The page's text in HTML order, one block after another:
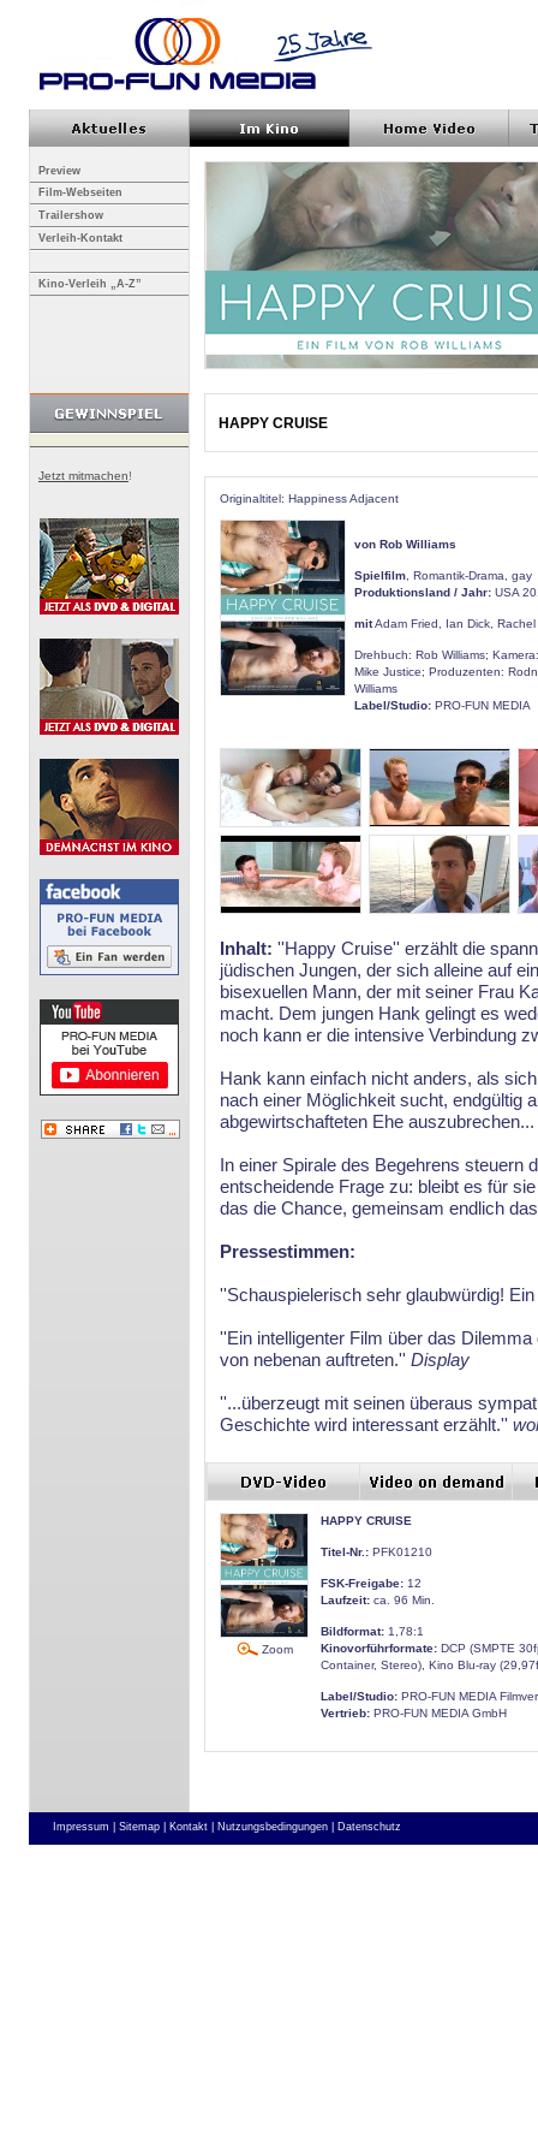
Preview
Film-Webseiten
Trailershow
Verleih-Kontakt
Kino-Verleih „A-Z”
Jetzt mitmachen!
HAPPY CRUISE
Originaltitel: Happiness Adjacent
von Rob Williams
Spielfilm , Romantik-Drama, gay
Produktionsland / Jahr: USA
mitAdam Fried, Ian Dick,
Drehbuch: Rob Williams;
Mike Justice; Produzenten:
Williams
Label/Studio: PRO-FUN MEDIA
Inhalt: ''Happy Cruise'' erzählt die
jüdischen Jungen, der sich alleine auf
bisexuellen Mann, der mit seiner Frau
macht. Dem jungen Hank gelingt es
noch kann er die intensive Verbindung
Hank kann einfach nicht anders, als
nach einer Möglichkeit sucht, endgültig
abgewirtschafteten Ehe auszubrechen...
In einer Spirale des Begehrens steuern
entscheidende Frage zu: bleibt es für
das die Chance, gemeinsam endlich
Pressestimmen:
''Schauspielerisch sehr glaubwürdig!
''Ein intelligenter Film über das
von nebenan auftreten.'' Display
''...überzeugt mit seinen überaus
Geschichte wird interessant erzählt.''
Zoom
HAPPY CRUISE
Titel-Nr.: PFK01210
FSK-Freigabe: 12
Laufzeit: ca. 96 Min.
Bildformat: 1,78:1
Kinovorführformate: DCP (SMPTE
Container, Stereo), Kino Blu-ray
Label/Studio: PRO-FUN MEDIA
Vertrieb: PRO-FUN MEDIA GmbH
Impressum | Sitemap | Kontakt | Nutzungsbedingungen | Datenschutz